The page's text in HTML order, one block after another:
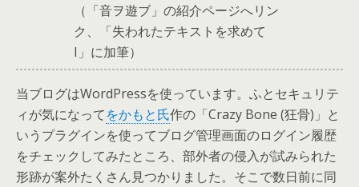
（「音ヲ遊ブ」の紹介ページへリン
ク、「失われたテキストを求めて
I」に加筆）
当ブログはWordPressを使っています。ふとセキュリテ
ィが気になってをかもと氏作の「Crazy Bone (狂骨)」と
いうプラグインを使ってブログ管理画面のログイン履歴
をチェックしてみたところ、部外者の侵入が試みられた
形跡が案外たくさん見つかりました。そこで数日前に同